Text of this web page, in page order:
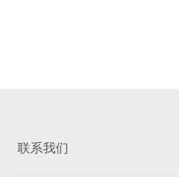
联系我们